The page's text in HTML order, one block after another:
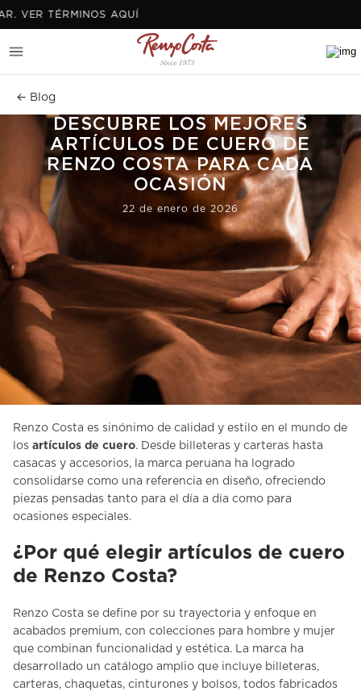
TÉRMINOS AQUÍ
← Blog
DESCUBRE LOS MEJORES
ARTÍCULOS DE CUERO DE
RENZO COSTA PARA CADA
OCASIÓN
22 de enero de 2026
Renzo Costa es sinónimo de calidad y estilo en el mundo de
los artículos de cuero. Desde billeteras y carteras hasta
casacas y accesorios, la marca peruana ha logrado
consolidarse como una referencia en diseño, ofreciendo
piezas pensadas tanto para el día a día como para
ocasiones especiales.
¿Por qué elegir artículos de cuero
de Renzo Costa?
Renzo Costa se define por su trayectoria y enfoque en
acabados premium, con colecciones para hombre y mujer
que combinan funcionalidad y estética. La marca ha
desarrollado un catálogo amplio que incluye billeteras,
carteras, chaquetas, cinturones y bolsos, todos fabricados